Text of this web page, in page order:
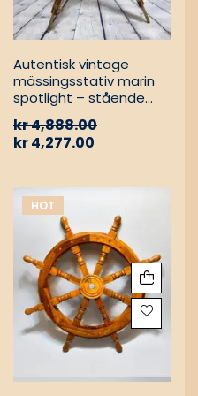
Autentisk vintage
mässingsstativ marin
spotlight – stående
kr4,888.00
kr4,277.00
HOT